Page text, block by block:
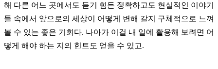
해 다른 어느 곳에서도 듣기 힘든 정확하고도 현실적인 이야기
들 속에서 앞으로의 세상이 어떻게 변해 갈지 구체적으로 느껴
볼 수 있는 좋은 기회다. 나아가 이걸 내 일에 활용해 보려면 어
떻게 해야 하는 지의 힌트도 얻을 수 있고.